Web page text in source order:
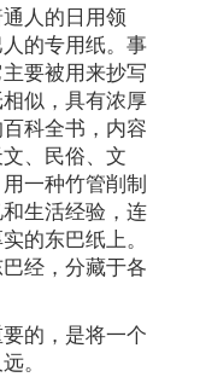
人的日用领
的专用纸。事
要被用来抄写
似，具有浓厚
科全书，内容
、民俗、文
一种竹管削制
生活经验，连
的东巴纸上。
经，分藏于各
的，是将一个
。